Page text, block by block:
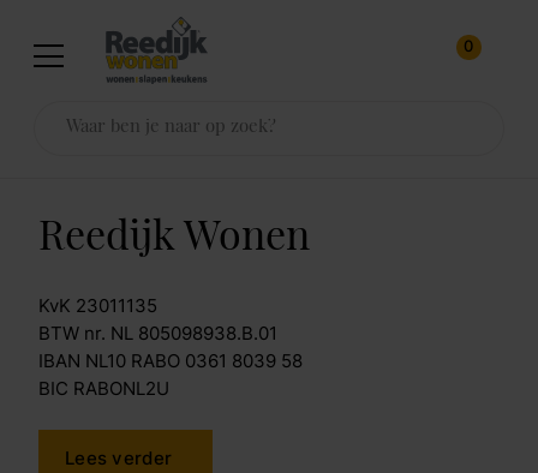
0
Reedijk Wonen
KvK 23011135
BTW nr. NL 805098938.B.01
IBAN NL10 RABO 0361 8039 58
BIC RABONL2U
Lees verder